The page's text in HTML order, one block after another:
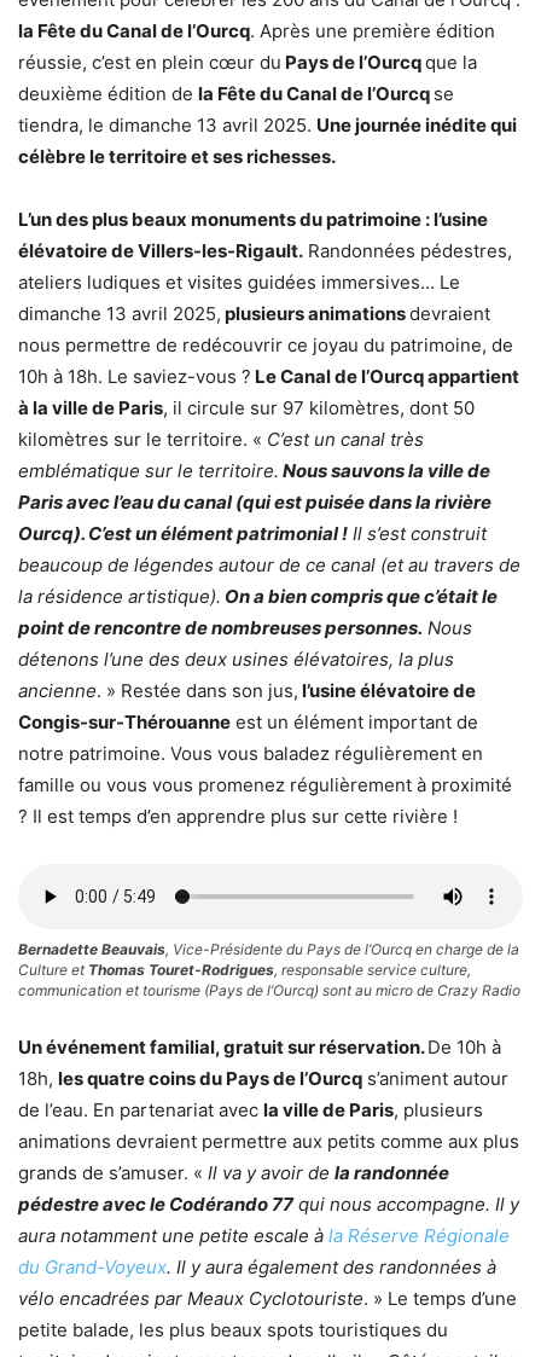
la Fête du Canal de l’Ourcq. Après une première édition
réussie, c’est en plein cœur du Pays de l’Ourcqque la
deuxième édition de la Fête du Canal de l’Ourcq se
tiendra, le dimanche 13 avril 2025. Une journée inédite qui
célèbre le territoire et ses richesses.
L’un des plus beaux monuments du patrimoine : l’usine
élévatoire de Villers-les-Rigault. Randonnées pédestres,
ateliers ludiques et visites guidées immersives… Le
dimanche 13 avril 2025, plusieurs animationsdevraient
nous permettre de redécouvrir ce joyau du patrimoine, de
10h à 18h. Le saviez-vous ? Le Canal de l’Ourcq appartient
à la ville de Paris, il circule sur 97 kilomètres, dont 50
kilomètres sur le territoire. « C’est un canal très
emblématique sur le territoire. Nous sauvons la ville de
Paris avec l’eau du canal (qui est puisée dans la rivière
Ourcq). C’est un élément patrimonial ! Il s’est construit
beaucoup de légendes autour de ce canal (et au travers de
la résidence artistique). On a bien compris que c’était le
point de rencontre de nombreuses personnes. Nous
détenons l’une des deux usines élévatoires, la plus
ancienne. » Restée dans son jus, l’usine élévatoire de
Congis-sur-Thérouanne est un élément important de
notre patrimoine. Vous vous baladez régulièrement en
famille ou vous vous promenez régulièrement à proximité
? Il est temps d’en apprendre plus sur cette rivière !
Bernadette Beauvais, Vice-Présidente du Pays de l’Ourcq en charge de la
Culture et Thomas Touret-Rodrigues, responsable service culture,
communication et tourisme (Pays de l’Ourcq) sont au micro de Crazy Radio
Un événement familial, gratuit sur réservation.De 10h à
18h, les quatre coins du Pays de l’Ourcq s’animent autour
de l’eau. En partenariat avec la ville de Paris, plusieurs
animations devraient permettre aux petits comme aux plus
grands de s’amuser. « Il va y avoir de la randonnée
pédestre avec le Codérando 77qui nous accompagne. Il y
aura notamment une petite escale à la Réserve Régionale
du Grand-Voyeux. Il y aura également des randonnées à
vélo encadrées par Meaux Cyclotouriste. » Le temps d’une
petite balade, les plus beaux spots touristiques du